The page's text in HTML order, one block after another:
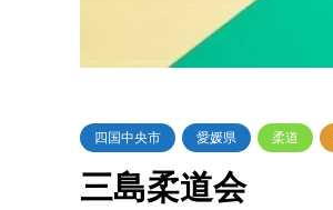
四国中央市 愛媛県 柔道
三島柔道会